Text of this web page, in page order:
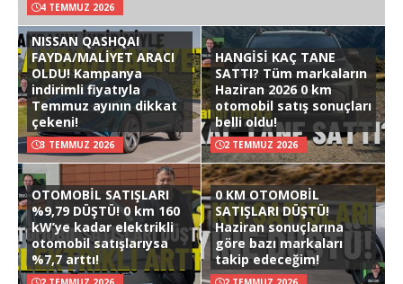
4 TEMMUZ 2026
NISSAN QASHQAI
FAYDA/MALİYET ARACI
OLDU! Kampanya
indirimli fiyatıyla
Temmuz ayının dikkat
çekeni!
3 TEMMUZ 2026
HANGİSİ KAÇ TANE
SATTI? Tüm markaların
Haziran 2026 0 km
otomobil satış sonuçları
belli oldu!
2 TEMMUZ 2026
OTOMOBİL SATIŞLARI
%9,79 DÜŞTÜ! 0 km 160
kW’ye kadar elektrikli
otomobil satışlarıysa
%7,7 arttı!
0 KM OTOMOBİL
SATIŞLARI DÜŞTÜ!
Haziran sonuçlarına
göre bazı markaları
takip edeceğim!